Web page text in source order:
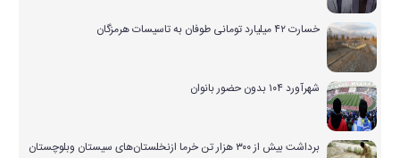
خسارت ۴۲ میلیارد تومانی طوفان به تاسیسات هرمزگان
شهرآورد ۱۰۴ بدون حضور بانوان
برداشت بیش از ۳۰۰ هزار تن خرما ازنخلستان‌های سیستان وبلوچستان